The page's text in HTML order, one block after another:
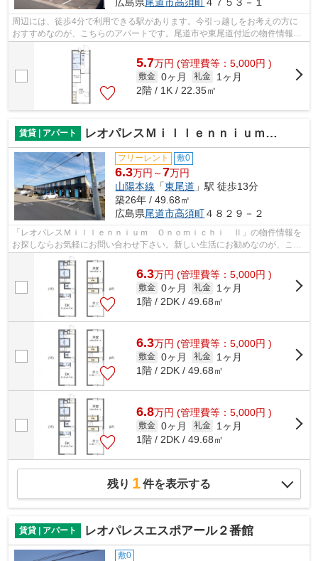
周辺には、徒歩4分で利用できる駅があります。今引っ越しをお考えの方に
おすすめなのが、こちらのアパートです。尾道市や東尾道付近の物件情報
を、経験豊富なスタッフがご紹介いたしま...
5.7万円 (管理費等：5,000円 )
敷金 0ヶ月 礼金
1ヶ月
2階 / 1K / 22.35㎡
賃貸 | アパート レオパレスＭｉｌｌｅｎｎｉｕｍ Ｏｎｏｍｉｃｈｉ Ⅱ
フリーレント 敷0
6.3万円～7万円
山陽本線 「東尾道 」駅 徒歩13分
築26年 / 49.68㎡
広島県尾道市高須町４８２９－２
「レオパレスＭｉｌｌｅｎｎｉｕｍ Ｏｎｏｍｉｃｈｉ Ⅱ」の物件情報を
お探しならお気軽にお問い合わせ下さい。新しい生活にお勧めなのが、こち
らのアパートです。この物件は、駅まで...
6.3万円 (管理費等：5,000円 )
敷金 0ヶ月 礼金
1ヶ月
1階 / 2DK / 49.68㎡
6.3万円 (管理費等：5,000円 )
敷金 0ヶ月 礼金
1ヶ月
1階 / 2DK / 49.68㎡
6.8万円 (管理費等：5,000円 )
敷金 0ヶ月 礼金
1ヶ月
1階 / 2DK / 49.68㎡
残り 1件を表示する
賃貸 | アパート レオパレスエスポアール２番館
敷0